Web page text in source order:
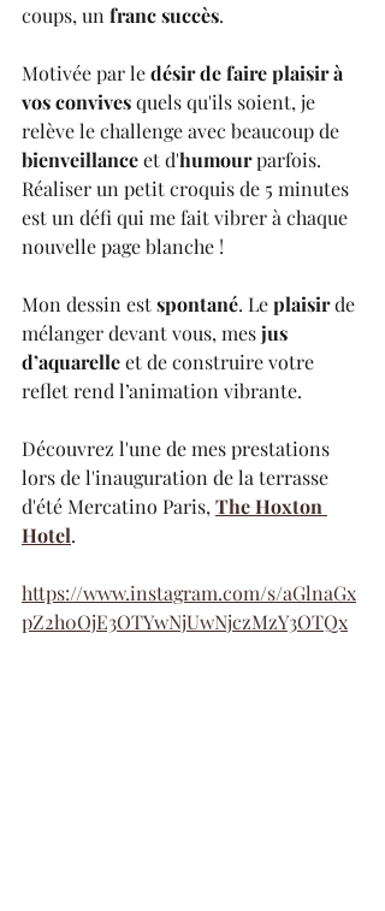
coups, un franc succès.
Motivée par le désir de faire plaisir à
vos convives quels qu'ils soient, je
relève le challenge avec beaucoup de
bienveillance et d'humour parfois.
Réaliser un petit croquis de 5 minutes
est un défi qui me fait vibrer à chaque
nouvelle page blanche !
Mon dessin est spontané. Le plaisir de
mélanger devant vous, mes jus
d’aquarelle et de construire votre
reflet rend l’animation vibrante.
Découvrez l'une de mes prestations
lors de l'inauguration de la terrasse
d'été Mercatino Paris, The Hoxton
Hotel.
https://www.instagram.com/s/aGlnaGx
pZ2h0OjE3OTYwNjUwNjczMzY3OTQx